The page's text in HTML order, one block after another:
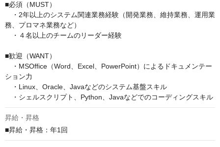
■必須（MUST）
・2年以上のシステム関連業務経験（開発業務、維持業務、運用業
務、プロマネ業務など）
・４名以上のチームのリーダー経験
■歓迎（WANT）
・MSOffice（Word、Excel、PowerPoint）によるドキュメンテー
ション力
・Linux、Oracle、Javaなどのシステム基盤スキル
・シェルスクリプト、Python、Javaなどでのコーディングスキル
昇給・昇格
■昇給・昇格：年1回